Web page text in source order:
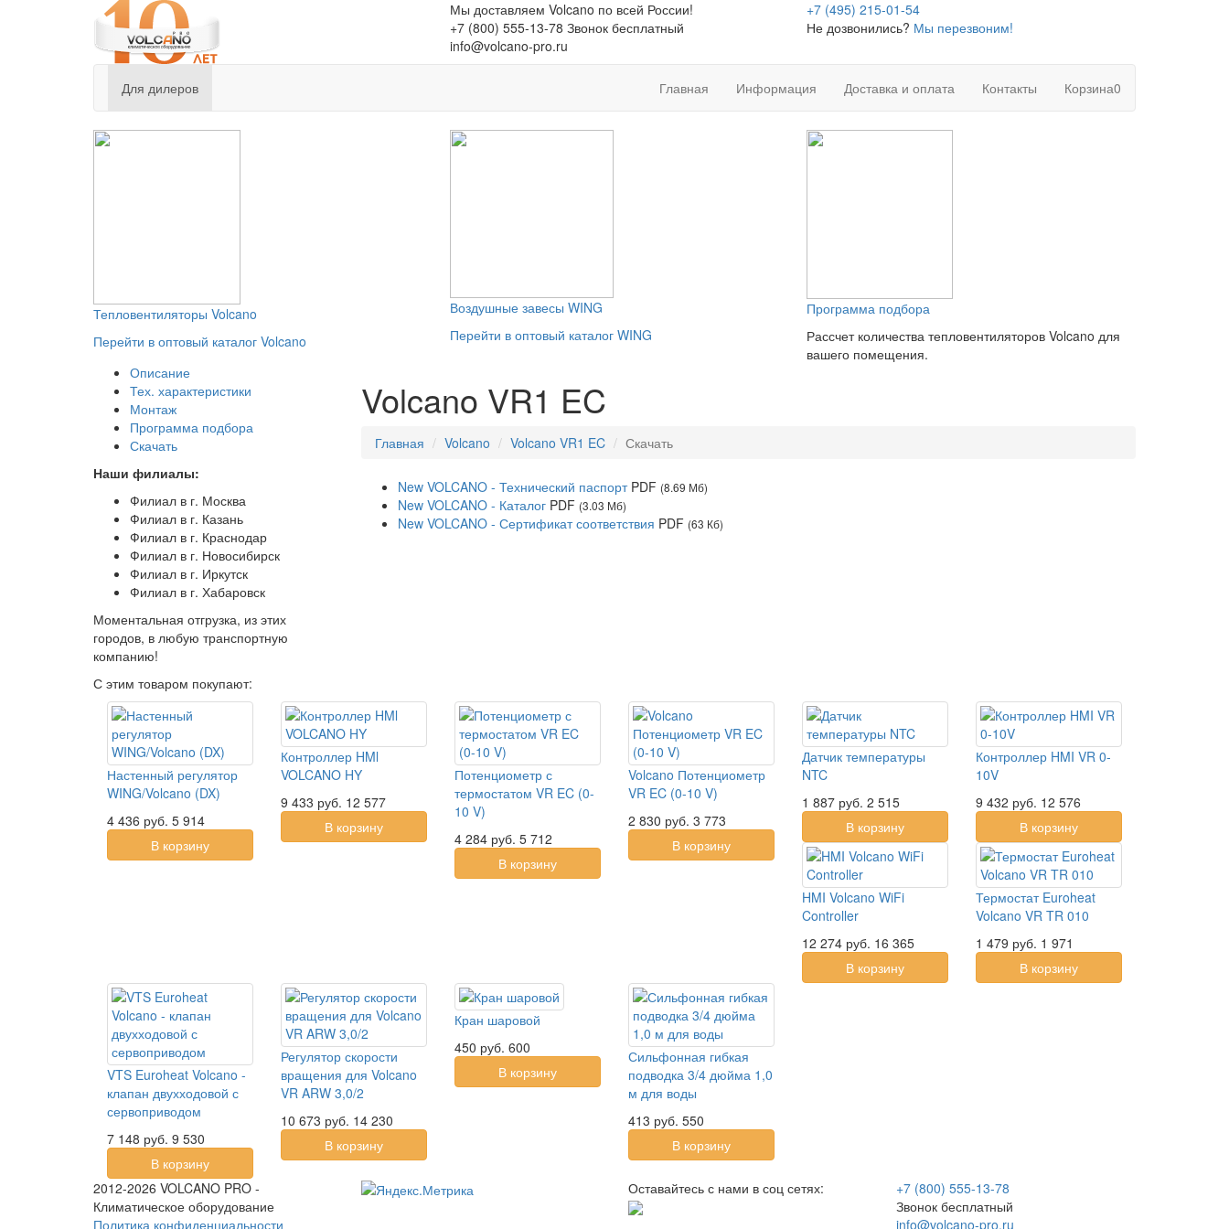
Мы доставляем Volcano по всей России!
+7 (800) 555-13-78 Звонок бесплатный
info@volcano-pro.ru
+7 (495) 215-01-54
Не дозвонились? Мы перезвоним!
Для дилеров Главная Информация Доставка и оплата Контакты Корзина0
Тепловентиляторы Volcano
Перейти в оптовый каталог Volcano
Воздушные завесы WING
Перейти в оптовый каталог WING
Программа подбора
Рассчет количества тепловентиляторов Volcano для
вашего помещения.
Описание
Тех. характеристики
Монтаж
Программа подбора
Скачать
Наши филиалы:
Филиал в г. Москва
Филиал в г. Казань
Филиал в г. Краснодар
Филиал в г. Новосибирск
Филиал в г. Иркутск
Филиал в г. Хабаровск
Моментальная отгрузка, из этих
городов, в любую транспортную
компанию!
Volcano VR1 EC
Главная Volcano Volcano VR1 EC Скачать
New VOLCANO - Технический паспортPDF (8.69 Мб)
New VOLCANO - КаталогPDF (3.03 Мб)
New VOLCANO - Сертификат соответствия PDF (63 Кб)
С этим товаром покупают:
Настенный регулятор
WING/Volcano (DX)
4 436 руб. 5 914
В корзину
Контроллер HMl
VOLCANO HY
9 433 руб. 12 577
В корзину
Потенциометр с
термостатом VR EC (0-
10 V)
4 284 руб. 5 712
В корзину
Volcano Потенциометр
VR EC (0-10 V)
2 830 руб. 3 773
В корзину
Датчик температуры
NTC
1 887 руб. 2 515
В корзину
Контроллер HMI VR 0-
10V
9 432 руб. 12 576
В корзину
HMI Volcano WiFi
Controller
12 274 руб. 16 365
В корзину
Термостат Euroheat
Volcano VR TR 010
1 479 руб. 1 971
В корзину
VTS Euroheat Volcano -
клапан двухходовой с
сервоприводом
7 148 руб. 9 530
В корзину
Регулятор скорости
вращения для Volcano
VR ARW 3,0/2
10 673 руб. 14 230
В корзину
Кран шаровой
450 руб. 600
В корзину
Сильфонная гибкая
подводка 3/4 дюйма 1,0
м для воды
413 руб. 550
В корзину
2012-2026 VOLCANO PRO -
Климатическое оборудование
Политика конфиденциальности
Оставайтесь с нами в соц сетях:
+7 (800) 555-13-78
Звонок бесплатный
info@volcano-pro.ru